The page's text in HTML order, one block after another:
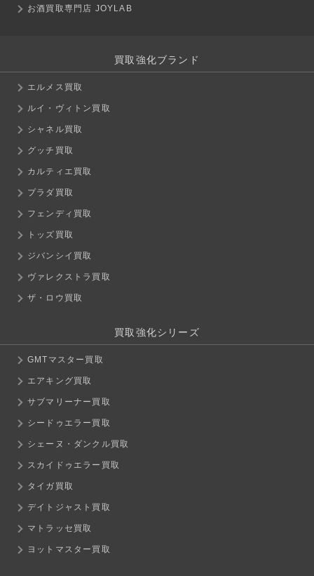
お酒買取専門店 JOYLAB
買取強化ブランド
エルメス買取
ルイ・ヴィトン買取
シャネル買取
グッチ買取
カルティエ買取
プラダ買取
フェンディ買取
トッズ買取
ジバンシイ買取
ヴァレクストラ買取
ザ・ロウ買取
買取強化シリーズ
GMTマスター買取
エアキング買取
サブマリーナー買取
シードゥエラー買取
シェーヌ・ダンクル買取
スカイドゥエラー買取
タイガ買取
デイトジャスト買取
マトラッセ買取
ヨットマスター買取